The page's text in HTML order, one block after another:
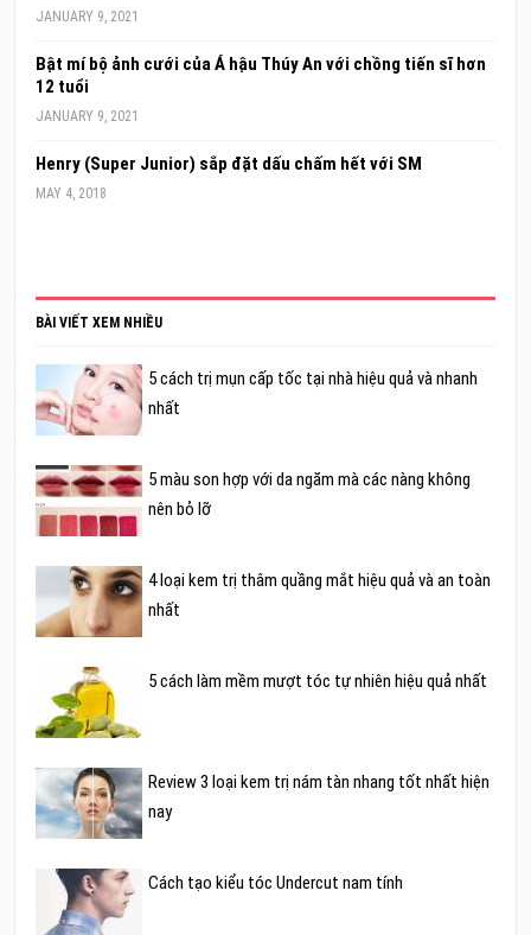
JANUARY 9, 2021
Bật mí bộ ảnh cưới của Á hậu Thúy An với chồng tiến sĩ hơn
12 tuổi
JANUARY 9, 2021
Henry (Super Junior) sắp đặt dấu chấm hết với SM
MAY 4, 2018
BÀI VIẾT XEM NHIỀU
5 cách trị mụn cấp tốc tại nhà hiệu quả và nhanh
nhất
5 màu son hợp với da ngăm mà các nàng không
nên bỏ lỡ
4 loại kem trị thâm quầng mắt hiệu quả và an toàn
nhất
5 cách làm mềm mượt tóc tự nhiên hiệu quả nhất
Review 3 loại kem trị nám tàn nhang tốt nhất hiện
nay
Cách tạo kiểu tóc Undercut nam tính